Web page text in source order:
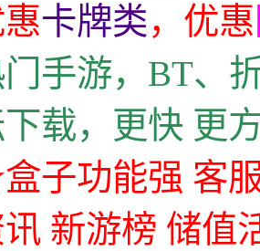
卡牌类， 优惠
手游，BT、
载，更快 更
子功能强 客
新游榜 储值